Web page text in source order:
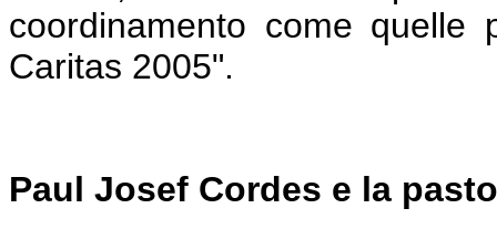
coordinamento come quelle
Caritas 2005".
Paul Josef Cordes e la